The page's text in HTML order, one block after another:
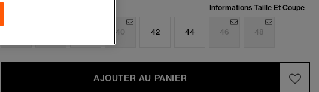
Choisis Taille: Informations Taille Et Coupe
40 42 44 46 48
AJOUTER AU PANIER